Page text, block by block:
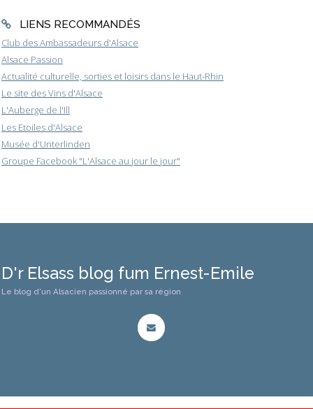
LIENS RECOMMANDÉS
Club des Ambassadeurs d'Alsace
Alsace Passion
Actualité culturelle, sorties et loisirs dans le Haut-Rhin
Le site des Vins d'Alsace
L'Auberge de l'Ill
Les Etoiles d'Alsace
Musée d'Unterlinden
Groupe Facebook "L'Alsace au jour le jour"
D'r Elsass blog fum Ernest-Emile
Le blog d'un Alsacien passionné par sa région